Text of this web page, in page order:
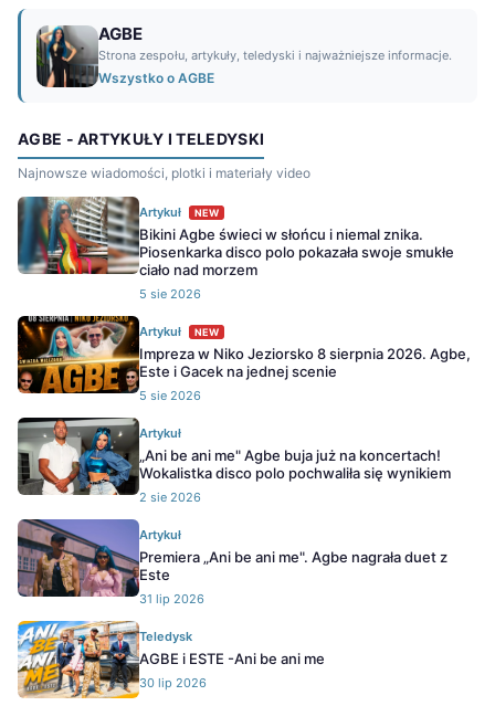
AGBE
Strona zespołu, artykuły, teledyski i najważniejsze informacje.
Wszystko o AGBE
AGBE - ARTYKUŁY I TELEDYSKI
Najnowsze wiadomości, plotki i materiały video
Artykuł NEW
Bikini Agbe świeci w słońcu i niemal znika.
Piosenkarka disco polo pokazała swoje smukłe
ciało nad morzem
5 sie 2026
Artykuł NEW
Impreza w Niko Jeziorsko 8 sierpnia 2026. Agbe,
Este i Gacek na jednej scenie
5 sie 2026
Artykuł
„Ani be ani me" Agbe buja już na koncertach!
Wokalistka disco polo pochwaliła się wynikiem
2 sie 2026
Artykuł
Premiera „Ani be ani me". Agbe nagrała duet z
Este
31 lip 2026
Teledysk
AGBE i ESTE -Ani be ani me
30 lip 2026